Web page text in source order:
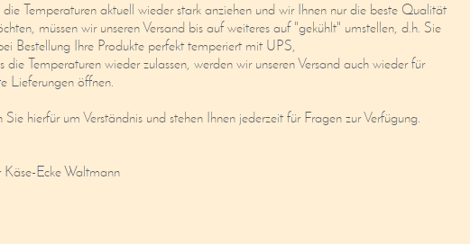
Service
Temperaturen aktuell wieder stark anziehen und wir Ihnen nur die beste Qualität
müssen wir unseren Versand bis auf weiteres auf "gekühlt" umstellen, d.h. Sie
Bestellung Ihre Produkte perfekt temperiert mit UPS,
die Temperaturen wieder zulassen, werden wir unseren Versand auch wieder für
Lieferungen öffnen.
hierfür um Verständnis und stehen Ihnen jederzeit für Fragen zur Verfügung.
Käse-Ecke Waltmann
REICHT ! VACHERIN MONT D´OR AU